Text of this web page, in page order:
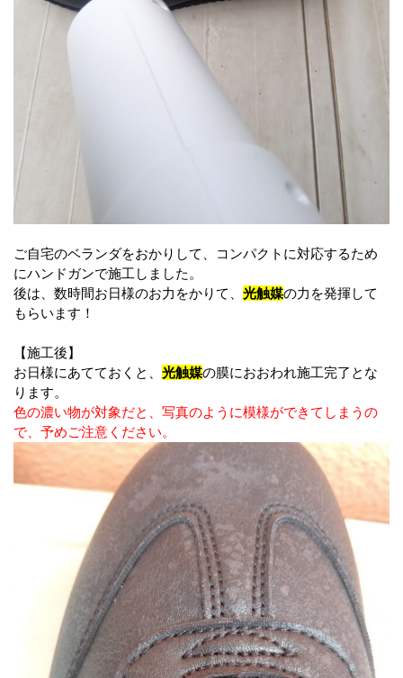
ご自宅のベランダをおかりして、コンパクトに対応するため
にハンドガンで施工しました。
後は、数時間お日様のお力をかりて、 光触媒の力を発揮して
もらいます！
【施工後】
お日様にあてておくと、 光触媒の膜におおわれ施工完了とな
ります。
色の濃い物が対象だと、写真のように模様ができてしまうの
で、予めご注意ください。